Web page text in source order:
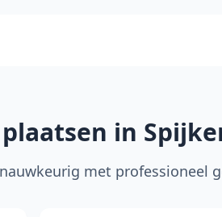
in
met professioneel